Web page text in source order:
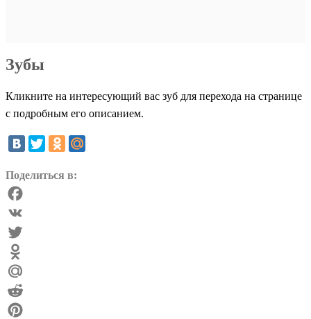
Зубы
Кликните на интересующий вас зуб для перехода на странице
с подробным его описанием.
Поделиться в:
Facebook
VK
Twitter
Odnoklassniki
Mail.Ru
Reddit